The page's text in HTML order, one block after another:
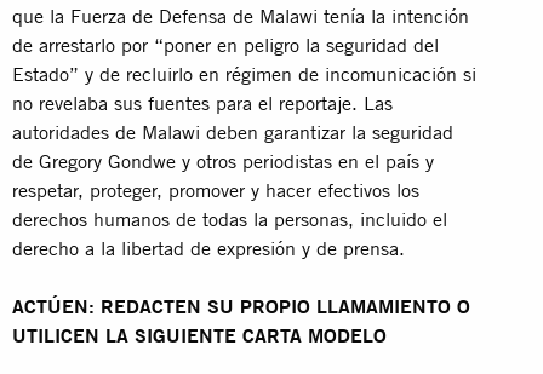
que la Fuerza de Defensa de Malawi tenía la intención
de arrestarlo por “poner en peligro la seguridad del
Estado” y de recluirlo en régimen de incomunicación si
no revelaba sus fuentes para el reportaje. Las
autoridades de Malawi deben garantizar la seguridad
de Gregory Gondwe y otros periodistas en el país y
respetar, proteger, promover y hacer efectivos los
derechos humanos de todas la personas, incluido el
derecho a la libertad de expresión y de prensa.
ACTÚEN: REDACTEN SU PROPIO LLAMAMIENTO O
UTILICEN LA SIGUIENTE CARTA MODELO